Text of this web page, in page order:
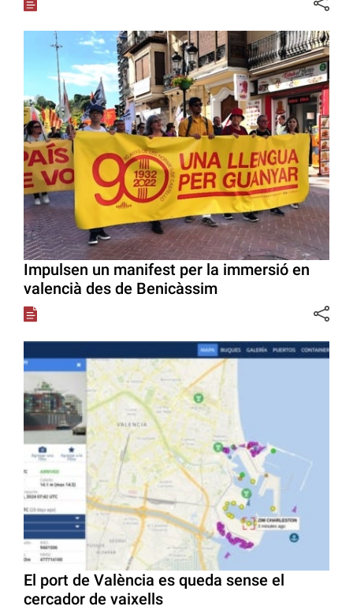
Impulsen un manifest per la immersió en
valencià des de Benicàssim
El port de València es queda sense el
cercador de vaixells